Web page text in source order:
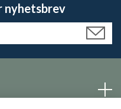
nyhetsbrev